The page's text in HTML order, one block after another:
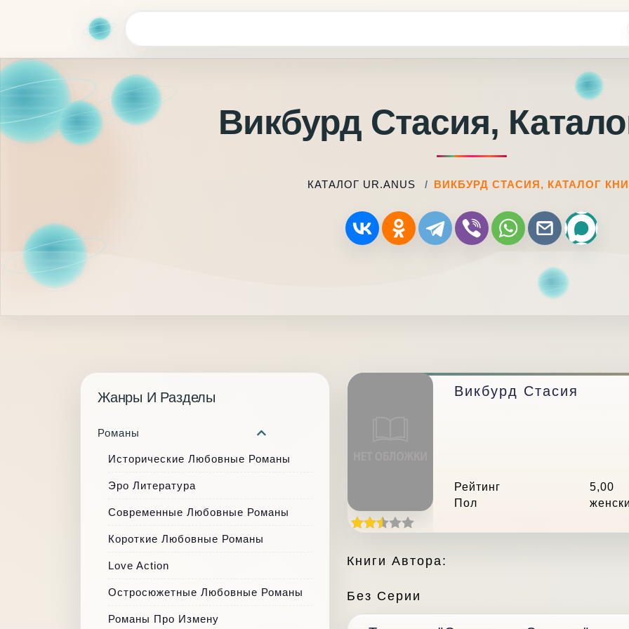
Викбурд Стасия,
КАТАЛОГ UR.ANUS ВИКБУРД СТАСИЯ, КАТАЛОГ
Викбурд Стасия
Рейтинг
5,00
Пол
Книги Автора:
Без Серии
Жанры И Разделы
Романы
Исторические Любовные Романы
Эро Литература
Современные Любовные Романы
Короткие Любовные Романы
Love Action
Остросюжетные Любовные Романы
Романы Про Измену